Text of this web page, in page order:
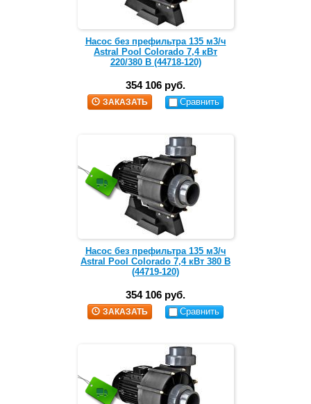
Насос без префильтра 135 м3/ч
Astral Pool Colorado 7,4 кВт
220/380 В (44718-120)
354 106 руб.
ЗАКАЗАТЬ Сравнить
Насос без префильтра 135 м3/ч
Astral Pool Colorado 7,4 кВт 380 В
(44719-120)
354 106 руб.
ЗАКАЗАТЬ Сравнить